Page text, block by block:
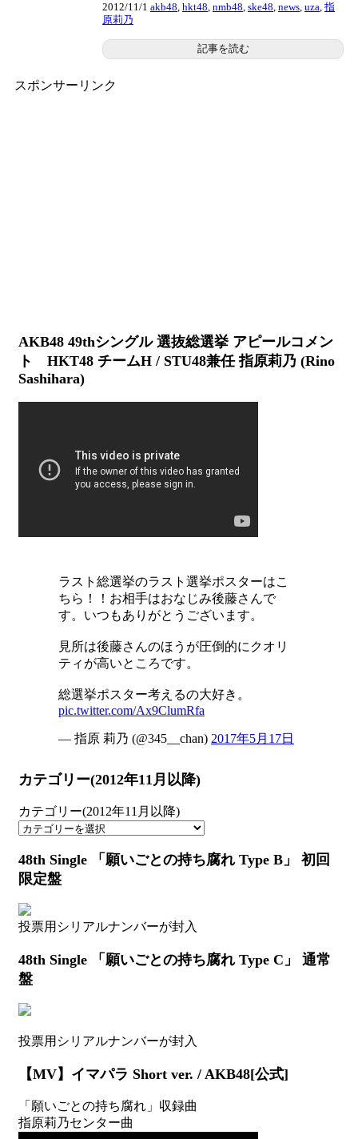
2012/11/1 akb48, hkt48, nmb48, ske48, news, uza, 指
原莉乃
記事を読む
スポンサーリンク
AKB48 49thシングル 選抜総選挙 アピールコメン
ト HKT48 チームH / STU48兼任 指原莉乃 (Rino
Sashihara)
ラスト総選挙のラスト選挙ポスターはこ
ちら！！お相手はおなじみ後藤さんで
す。いつもありがとうございます。
見所は後藤さんのほうが圧倒的にクオリ
ティが高いところです。
総選挙ポスター考えるの大好き。
pic.twitter.com/Ax9ClumRfa
— 指原 莉乃 (@345__chan) 2017年5月17日
カテゴリー(2012年11月以降)
カテゴリー(2012年11月以降)
48th Single 「願いごとの持ち腐れ Type B」 初回
限定盤
投票用シリアルナンバーが封入
48th Single 「願いごとの持ち腐れ Type C」 通常
盤
投票用シリアルナンバーが封入
【MV】イマパラ Short ver. / AKB48[公式]
「願いごとの持ち腐れ」収録曲
指原莉乃センター曲